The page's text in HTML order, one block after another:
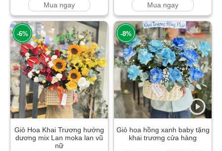
Mua ngay Mua ngay
-6%
Giỏ Hoa Khai Trương hướng
dương mix Lan moka lan vũ
nữ
-8%
Giỏ hoa hồng xanh baby tặng
khai trương cửa hàng